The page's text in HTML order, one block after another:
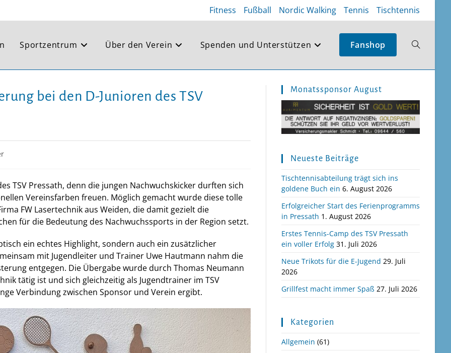
Fitness Fußball Nordic Walking Tennis Tischtennis
Sportzentrum Über den Verein Spenden und Unterstützen Fanshop Website-
Suche
umschalten
bei den D-Junioren des TSV
TSV Pressath, denn die jungen Nachwuchskicker durften sich
Vereinsfarben freuen. Möglich gemacht wurde diese tolle
FW Lasertechnik aus Weiden, die damit gezielt die
für die Bedeutung des Nachwuchssports in der Region setzt.
ein echtes Highlight, sondern auch ein zusätzlicher
mit Jugendleiter und Trainer Uwe Hautmann nahm die
entgegen. Die Übergabe wurde durch Thomas Neumann
tätig ist und sich gleichzeitig als Jugendtrainer im TSV
Verbindung zwischen Sponsor und Verein ergibt.
Monatssponsor August
Neueste Beiträge
Tischtennisabteilung trägt sich ins
goldene Buch ein 6. August 2026
Erfolgreicher Start des Ferienprogramms
in Pressath 1. August 2026
Erstes Tennis-Camp des TSV Pressath
ein voller Erfolg 31. Juli 2026
Neue Trikots für die E-Jugend 29. Juli
2026
Grillfest macht immer Spaß 27. Juli 2026
Kategorien
Allgemein (61)